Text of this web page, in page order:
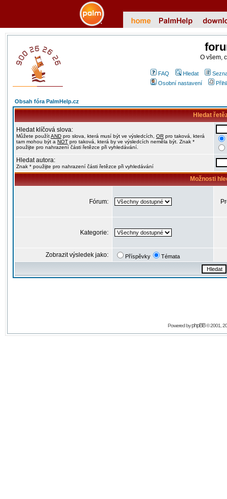
O všem,
FAQ Hledat
Osobní nastavení
Obsah fóra PalmHelp.cz
Hledat
Hledat klíčová slova:
Můžete použítAND pro slova, která musí být ve výsledcích, OR pro taková, která
tam mohou být a NOT pro taková, která by ve výsledcích neměla být. Znak *
použijte pro nahrazení části řetězce při vyhledávání.
Hledat autora:
Znak * použijte pro nahrazení části řetězce při vyhledávání
Možnosti
Fórum:
Kategorie:
Zobrazit výsledek jako: Příspěvky Témata
Powered byphpBB© 2001,